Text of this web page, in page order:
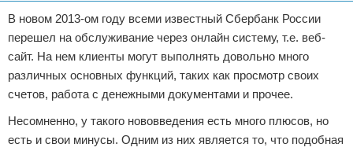
Дом и семья
Автомобили
Строительство и ремонт
Здоровье
О проекте
Контакты
Сотрудничество
Размещение рекламы
В новом 2013-ом году всеми известный Сбербанк России
перешел на обслуживание через онлайн систему, т.е. веб-
сайт. На нем клиенты могут выполнять довольно много
различных основных функций, таких как просмотр своих
счетов, работа с денежными документами и прочее.
Несомненно, у такого нововведения есть много плюсов, но
есть и свои минусы. Одним из них является то, что подобная